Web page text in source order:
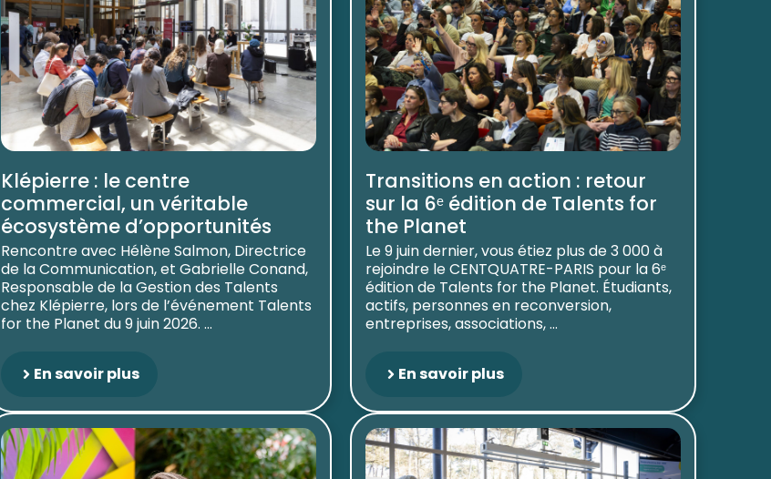
Klépierre : le centre
commercial, un véritable
écosystème d’opportunités
Rencontre avec Hélène Salmon, Directrice
de la Communication, et Gabrielle Conand,
Responsable de la Gestion des Talents
chez Klépierre, lors de l’événement Talents
for the Planet du 9 juin 2026. ...
En savoir plus
Transitions en action : retour
sur la 6ᵉ édition de Talents for
the Planet
Le 9 juin dernier, vous étiez plus de 3 000 à
rejoindre le CENTQUATRE-PARIS pour la 6ᵉ
édition de Talents for the Planet. Étudiants,
actifs, personnes en reconversion,
entreprises, associations, ...
En savoir plus